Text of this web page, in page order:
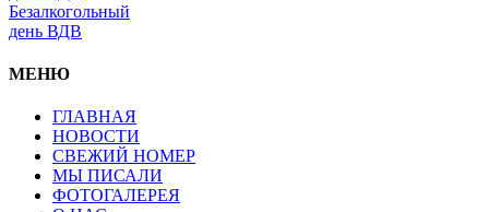
Безалкогольный
день ВДВ
МЕНЮ
ГЛАВНАЯ
НОВОСТИ
СВЕЖИЙ НОМЕР
МЫ ПИСАЛИ
ФОТОГАЛЕРЕЯ